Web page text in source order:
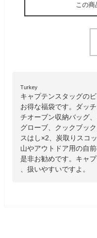
この
Turkey
キャプテンスタッグの
お得な福袋です。ダッ
チオーブン収納バッグ
グローブ、クックブッ
スはし×2、炭取りスコ
山やアウトドア用の自
是非お勧めです。キャ
、扱いやすいですよ。